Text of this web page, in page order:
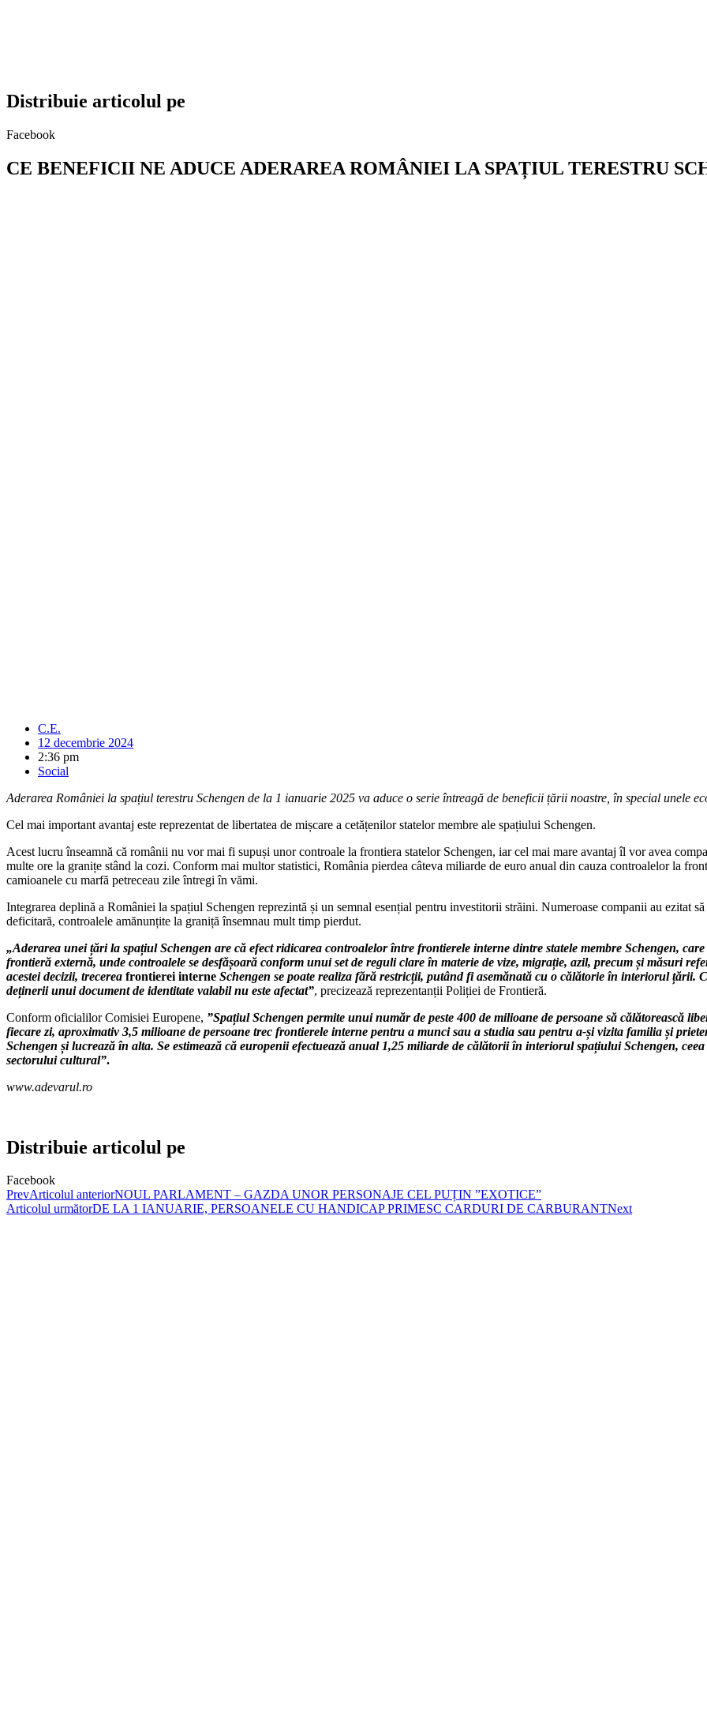
Distribuie articolul pe
Facebook
CE BENEFICII NE ADUCE ADERAREA ROMÂNIEI LA SPAȚIUL TERESTRU
C.E.
12 decembrie 2024
2:36 pm
Social
Aderarea României la spațiul terestru Schengen de la 1 ianuarie 2025 va aduce o serie întreagă de beneficii țării noastre, în special unele
Cel mai important avantaj este reprezentat de libertatea de mișcare a cetățenilor statelor membre ale spațiului Schengen.
Acest lucru înseamnă că românii nu vor mai fi supuși unor controale la frontiera statelor Schengen, iar cel mai mare avantaj îl vor avea
multe ore la granițe stând la cozi. Conform mai multor statistici, România pierdea câteva miliarde de euro anual din cauza controalelor la
camioanele cu marfă petreceau zile întregi în vămi.
Integrarea deplină a României la spațiul Schengen reprezintă și un semnal esențial pentru investitorii străini. Numeroase companii au ezitat
deficitară, controalele amănunțite la graniță însemnau mult timp pierdut.
„Aderarea unei țări la spațiul Schengen are că efect ridicarea controalelor între frontierele interne dintre statele membre Schengen,
frontieră externă, unde controalele se desfășoară conform unui set de reguli clare în materie de vize, migrație, azil, precum și măsuri
acestei decizii, trecerea frontierei interne Schengen se poate realiza fără restricții, putând fi asemănată cu o călătorie în interiorul țării.
deținerii unui document de identitate valabil nu este afectat”, precizează reprezentanții Poliției de Frontieră.
Conform oficialilor Comisiei Europene, ”Spațiul Schengen permite unui număr de peste 400 de milioane de persoane să călătorească
fiecare zi, aproximativ 3,5 milioane de persoane trec frontierele interne pentru a munci sau a studia sau pentru a-și vizita familia și
Schengen și lucrează în alta. Se estimează că europenii efectuează anual 1,25 miliarde de călătorii în interiorul spațiului Schengen,
sectorului cultural”.
www.adevarul.ro
Distribuie articolul pe
Facebook
PrevArticolul anteriorNOUL PARLAMENT – GAZDA UNOR PERSONAJE CEL PUȚIN ”EXOTICE”
Articolul următorDE LA 1 IANUARIE, PERSOANELE CU HANDICAP PRIMESC CARDURI DE CARBURANTNext